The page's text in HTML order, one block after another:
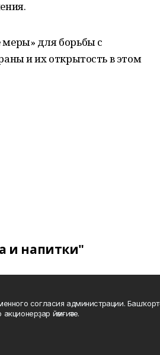
для борьбы с
и их открытость в этом
и напитки"
согласия администрации.
йәмғиәте.